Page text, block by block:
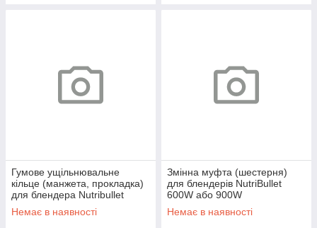
Гумове ущільнювальне
кільце (манжета, прокладка)
для блендера Nutribullet
Немає в наявності
Змінна муфта (шестерня)
для блендерів NutriBullet
600W або 900W
Немає в наявності